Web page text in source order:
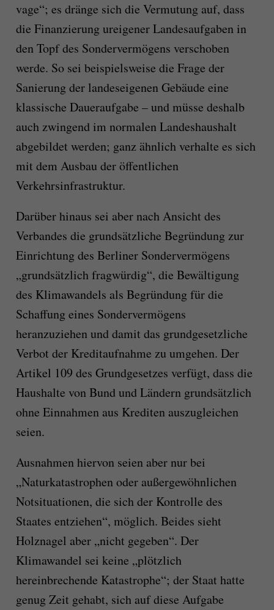
vage“; es dränge sich die Vermutung auf, dass
die Finanzierung ureigener Landesaufgaben in
den Topf des Sondervermögens verschoben
werde. So sei beispielsweise die Frage der
Sanierung der landeseigenen Gebäude eine
klassische Daueraufgabe – und müsse deshalb
auch zwingend im normalen Landeshaushalt
abgebildet werden; ganz ähnlich verhalte es sich
mit dem Ausbau der öffentlichen
Verkehrsinfrastruktur.
Darüber hinaus sei aber nach Ansicht des
Verbandes die grundsätzliche Begründung zur
Einrichtung des Berliner Sondervermögens
„grundsätzlich fragwürdig“, die Bewältigung
des Klimawandels als Begründung für die
Schaffung eines Sondervermögens
heranzuziehen und damit das grundgesetzliche
Verbot der Kreditaufnahme zu umgehen. Der
Artikel 109 des Grundgesetzes verfügt, dass die
Haushalte von Bund und Ländern grundsätzlich
ohne Einnahmen aus Krediten auszugleichen
seien.
Ausnahmen hiervon seien aber nur bei
„Naturkatastrophen oder außergewöhnlichen
Notsituationen, die sich der Kontrolle des
Staates entziehen“, möglich. Beides sieht
Holznagel aber „nicht gegeben“. Der
Klimawandel sei keine „plötzlich
hereinbrechende Katastrophe“; der Staat hatte
genug Zeit gehabt, sich auf diese Aufgabe